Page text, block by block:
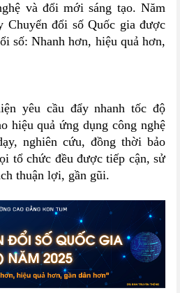
và đổi mới sáng tạo. Năm
Chuyển đổi số Quốc gia được
số: Nhanh hơn, hiệu quả hơn,
yêu cầu đẩy nhanh tốc độ
hiệu quả ứng dụng công nghệ
nghiên cứu, đồng thời bảo
tổ chức đều được tiếp cận, sử
thuận lợi, gần gũi.